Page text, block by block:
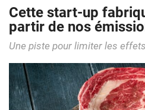
Cette start-up
partir de nos
Une piste pour limiter les